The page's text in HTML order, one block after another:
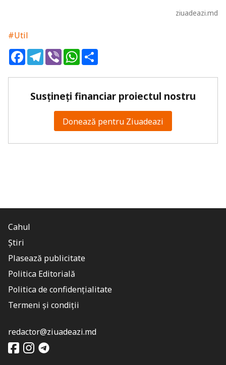
ziuadeazi.md
#Util
FacebookTelegram
ViberWhatsApp
Susțineți financiar proiectul nostru
Donează pentru Ziuadeazi
Cahul
Știri
Plasează publicitate
Politica Editorială
Politica de confidențialitate
Termeni și condiții
redactor@ziuadeazi.md